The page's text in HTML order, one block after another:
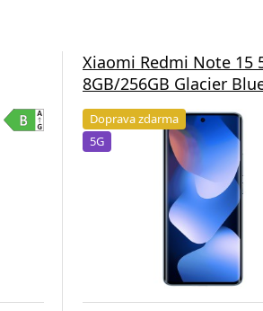
Xiaomi Redmi Note 15
8GB/256GB Glacier
Doprava zdarma
5G